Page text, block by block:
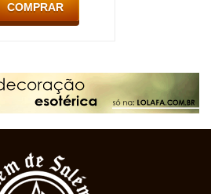
COMPRAR